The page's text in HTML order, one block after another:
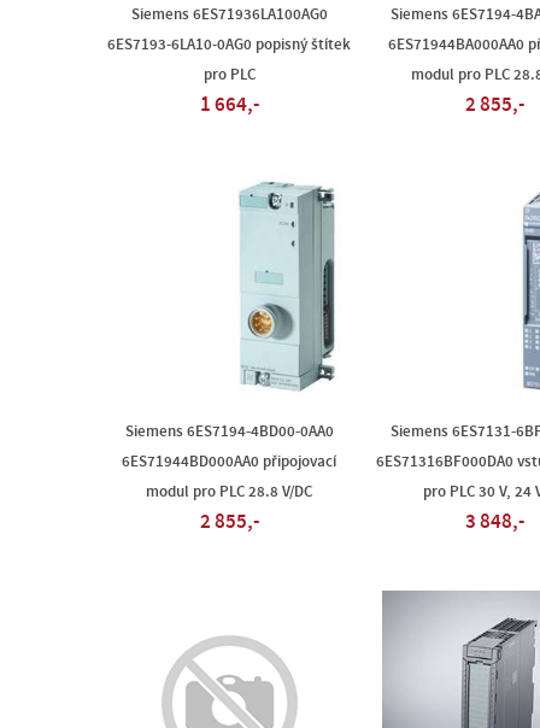
Siemens 6ES71936LA100AG0
6ES7193-6LA10-0AG0 popisný štítek
pro PLC
1 664,-
Siemens 6ES7194-
6ES71944BA000AA0
modul pro PLC
2 855,-
Siemens 6ES7194-4BD00-0AA0
6ES71944BD000AA0 připojovací
modul pro PLC 28.8 V/DC
2 855,-
Siemens 6ES7131-
6ES71316BF000DA0
pro PLC 30 V, 24
3 848,-